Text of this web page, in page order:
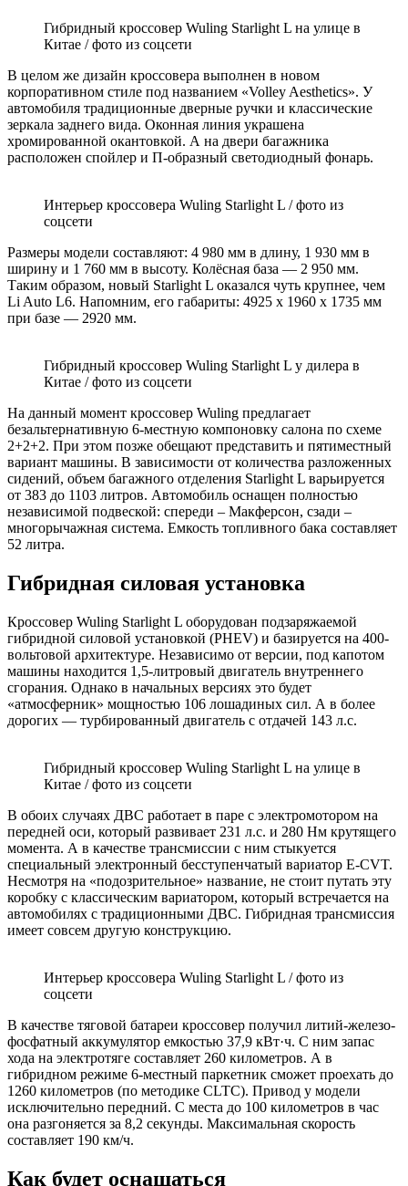
Гибридный кроссовер Wuling Starlight L на улице в
Китае / фото из соцсети
В целом же дизайн кроссовера выполнен в новом
корпоративном стиле под названием «Volley Aesthetics». У
автомобиля традиционные дверные ручки и классические
зеркала заднего вида. Оконная линия украшена
хромированной окантовкой. А на двери багажника
расположен спойлер и П-образный светодиодный фонарь.
Интерьер кроссовера Wuling Starlight L / фото из
соцсети
Размеры модели составляют: 4 980 мм в длину, 1 930 мм в
ширину и 1 760 мм в высоту. Колёсная база — 2 950 мм.
Таким образом, новый Starlight L оказался чуть крупнее, чем
Li Auto L6. Напомним, его габариты: 4925 х 1960 х 1735 мм
при базе — 2920 мм.
Гибридный кроссовер Wuling Starlight L у дилера в
Китае / фото из соцсети
На данный момент кроссовер Wuling предлагает
безальтернативную 6-местную компоновку салона по схеме
2+2+2. При этом позже обещают представить и пятиместный
вариант машины. В зависимости от количества разложенных
сидений, объем багажного отделения Starlight L варьируется
от 383 до 1103 литров. Автомобиль оснащен полностью
независимой подвеской: спереди – Макферсон, сзади –
многорычажная система. Емкость топливного бака составляет
52 литра.
Гибридная силовая установка
Кроссовер Wuling Starlight L оборудован подзаряжаемой
гибридной силовой установкой (PHEV) и базируется на 400-
вольтовой архитектуре. Независимо от версии, под капотом
машины находится 1,5-литровый двигатель внутреннего
сгорания. Однако в начальных версиях это будет
«атмосферник» мощностью 106 лошадиных сил. А в более
дорогих — турбированный двигатель с отдачей 143 л.с.
Гибридный кроссовер Wuling Starlight L на улице в
Китае / фото из соцсети
В обоих случаях ДВС работает в паре с электромотором на
передней оси, который развивает 231 л.с. и 280 Нм крутящего
момента. А в качестве трансмиссии с ним стыкуется
специальный электронный бесступенчатый вариатор E-CVT.
Несмотря на «подозрительное» название, не стоит путать эту
коробку с классическим вариатором, который встречается на
автомобилях с традиционными ДВС. Гибридная трансмиссия
имеет совсем другую конструкцию.
Интерьер кроссовера Wuling Starlight L / фото из
соцсети
В качестве тяговой батареи кроссовер получил литий-железо-
фосфатный аккумулятор емкостью 37,9 кВт·ч. С ним запас
хода на электротяге составляет 260 километров. А в
гибридном режиме 6-местный паркетник сможет проехать до
1260 километров (по методике CLTC). Привод у модели
исключительно передний. С места до 100 километров в час
она разгоняется за 8,2 секунды. Максимальная скорость
составляет 190 км/ч.
Как будет оснащаться